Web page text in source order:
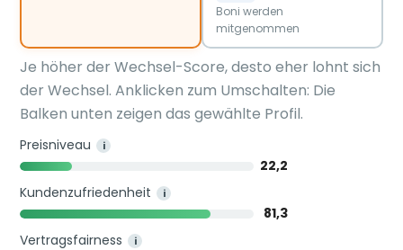
Boni werden
mitgenommen
Je höher der Wechsel-Score, desto eher lohnt sich
der Wechsel. Anklicken zum Umschalten: Die
Balken unten zeigen das gewählte Profil.
Preisniveau i
22,2
Kundenzufriedenheit
i
81,3
Vertragsfairness
i